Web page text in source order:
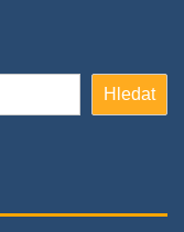
Hledat